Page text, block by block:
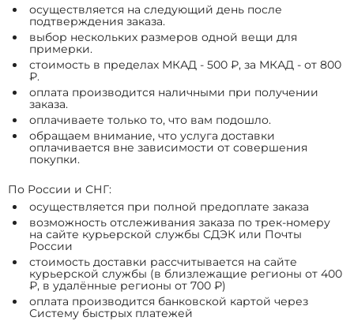
осуществляется на следующий день после
подтверждения заказа.
выбор нескольких размеров одной вещи для
примерки.
стоимость в пределах МКАД - 500 ₽, за МКАД - от 800
₽.
оплата производится наличными при получении
заказа.
оплачиваете только то, что вам подошло.
обращаем внимание, что услуга доставки
оплачивается вне зависимости от совершения
покупки.
По России и СНГ:
осуществляется при полной предоплате заказа
возможность отслеживания заказа по трек-номеру
на сайте курьерской службы СДЭК или Почты
России
стоимость доставки рассчитывается на сайте
курьерской службы (в близлежащие регионы от 400
₽, в удалённые регионы от 700 ₽)
оплата производится банковской картой через
Систему быстрых платежей